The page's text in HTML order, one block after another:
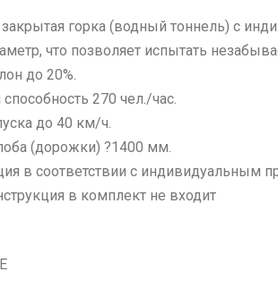
горка (водный тоннель) с
что позволяет испытать
до 20%.
270 чел./час.
до 40 км/ч.
(дорожки) ?1400 мм.
в соответствии с индивидуальным
в комплект не входит